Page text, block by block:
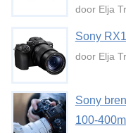
door Elja
Sony
door Elja
Sony
100-